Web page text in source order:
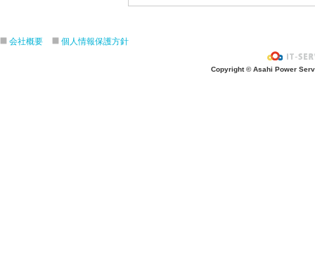
会社概要 個人情報保護方針
Copyright © Asahi Power